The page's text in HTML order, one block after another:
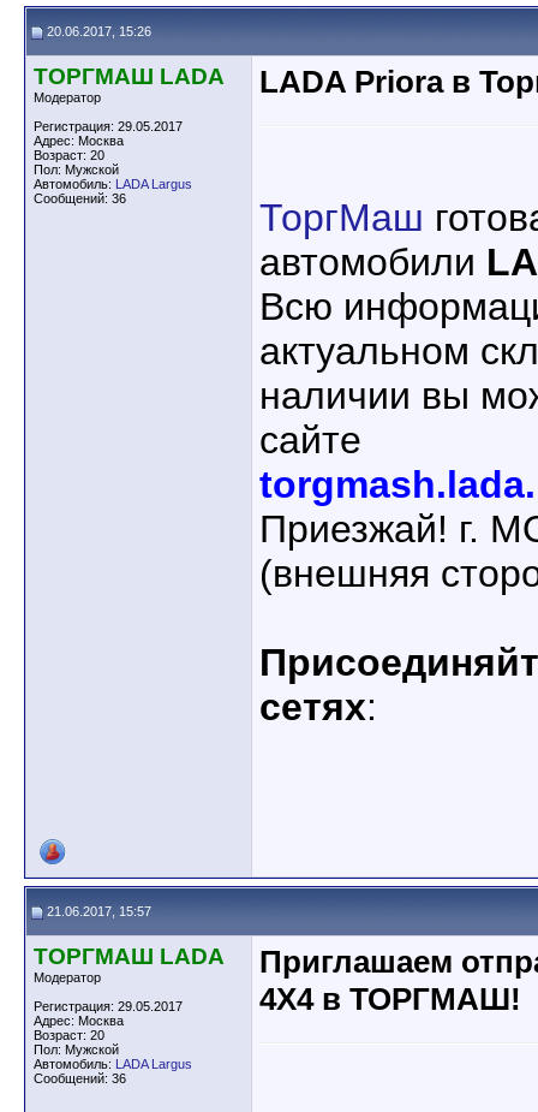
20.06.2017, 15:26
ТОРГМАШ LADA
Модератор
Регистрация: 29.05.2017
Адрес: Москва
Возраст: 20
Пол: Мужской
Автомобиль: LADA Largus
Сообщений: 36
LADA Priora в
ТоргМаш
автомобили
Всю
актуальном
наличии вы
сайте
Приезжай! г.
(внешняя
сетях:
21.06.2017, 15:57
ТОРГМАШ LADA
Модератор
Регистрация: 29.05.2017
Адрес: Москва
Возраст: 20
Пол: Мужской
Автомобиль: LADA Largus
Сообщений: 36
Приглашаем
4X4 в ТОРГМАШ!